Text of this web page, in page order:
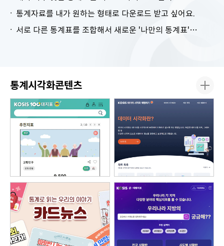
통계자료를 내가 원하는 형태로 다운로드 받고 싶어요.
서로 다른 통계표를 조합해서 새로운 '나만의 통계표'를 만들고 싶어요.
통계시각화콘텐츠